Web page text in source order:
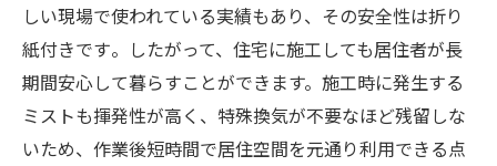
しい現場で使われている実績もあり、その安全性は折り
紙付きです​。したがって、住宅に施工しても居住者が長
期間安心して暮らすことができます。施工時に発生する
ミストも揮発性が高く、特殊換気が不要なほど残留しな
いため、作業後短時間で居住空間を元通り利用できる点